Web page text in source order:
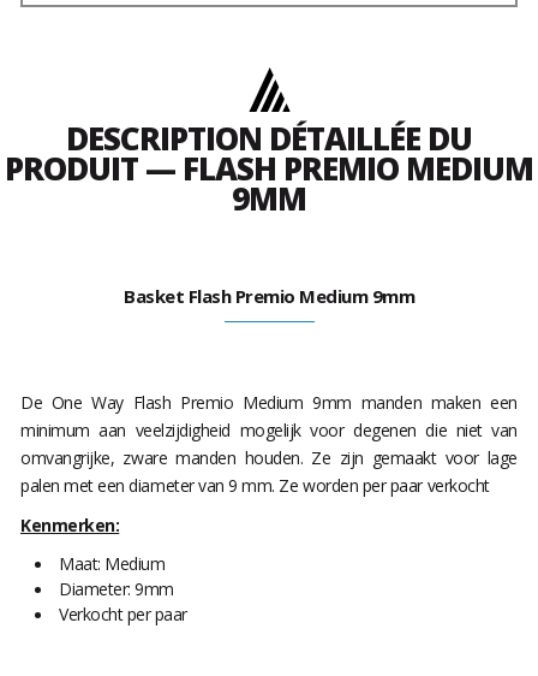
DESCRIPTION DÉTAILLÉE DU
PRODUIT — FLASH PREMIO MEDIUM
9MM
Basket Flash Premio Medium 9mm
De One Way Flash Premio Medium 9mm manden maken een
minimum aan veelzijdigheid mogelijk voor degenen die niet van
omvangrijke, zware manden houden. Ze zijn gemaakt voor lage
palen met een diameter van 9 mm. Ze worden per paar verkocht
Kenmerken:
Maat: Medium
Diameter: 9mm
Verkocht per paar